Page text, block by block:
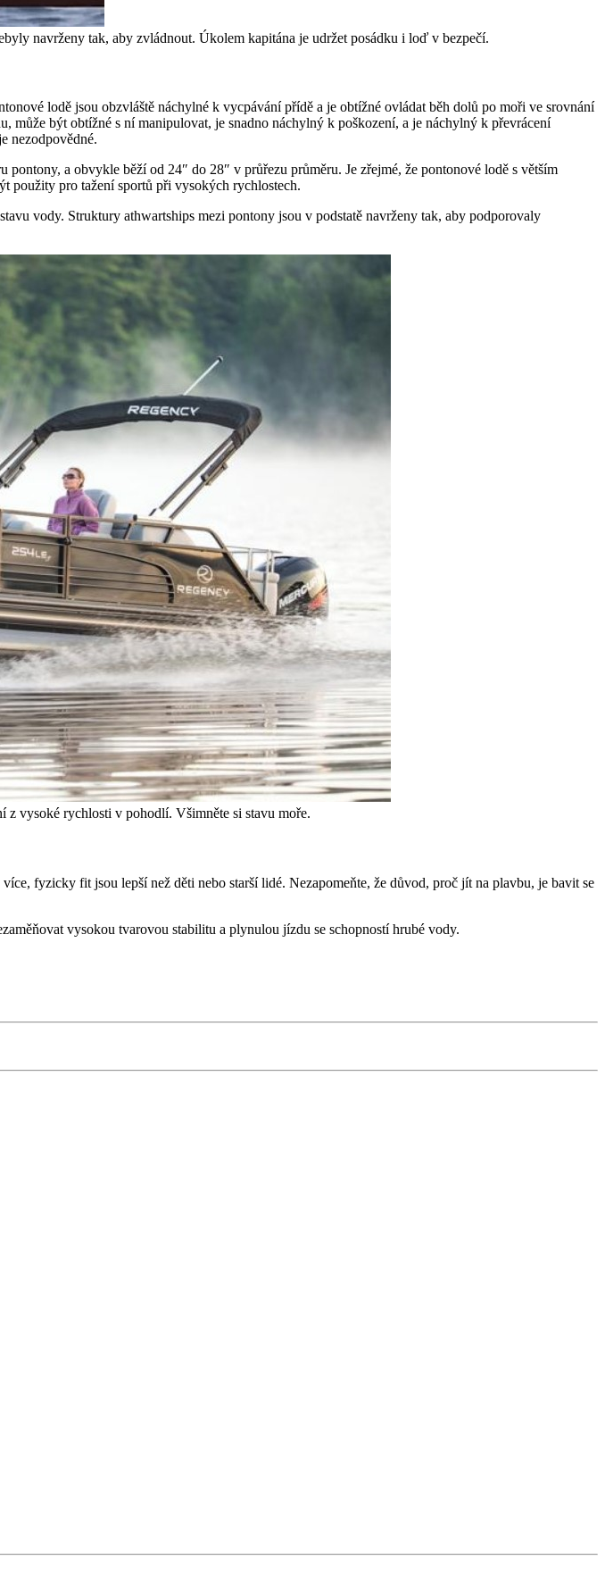
navrženy tak, aby zvládnout. Úkolem kapitána je udržet posádku i loď v bezpečí.
lodě jsou obzvláště náchylné k vycpávání přídě a je obtížné ovládat běh dolů po moři ve srovnání
být obtížné s ní manipulovat, je snadno náchylný k poškození, a je náchylný k převrácení
nezodpovědné.
a obvykle běží od 24″ do 28″ v průřezu průměru. Je zřejmé, že pontonové lodě s větším
použity pro tažení sportů při vysokých rychlostech.
vody. Struktury athwartships mezi pontony jsou v podstatě navrženy tak, aby podporovaly
z vysoké rychlosti v pohodlí. Všimněte si stavu moře.
fyzicky fit jsou lepší než děti nebo starší lidé. Nezapomeňte, že důvod, proč jít na plavbu, je bavit se
vysokou tvarovou stabilitu a plynulou jízdu se schopností hrubé vody.